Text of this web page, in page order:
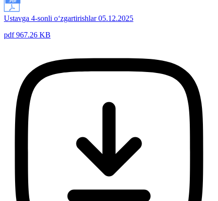
Ustavga 4-sonli o‘zgartirishlar 05.12.2025
pdf 967.26 KB